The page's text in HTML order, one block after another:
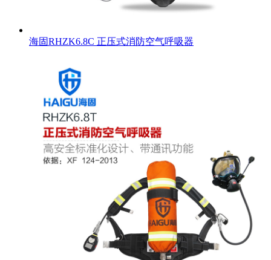
海固RHZK6.8C 正压式消防空气呼吸器